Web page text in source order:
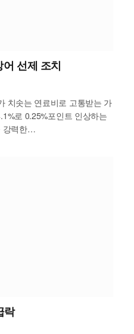
선제 조치
치솟는 연료비로 고통받는 가
로 0.25%포인트 인상하는
강력한…
락